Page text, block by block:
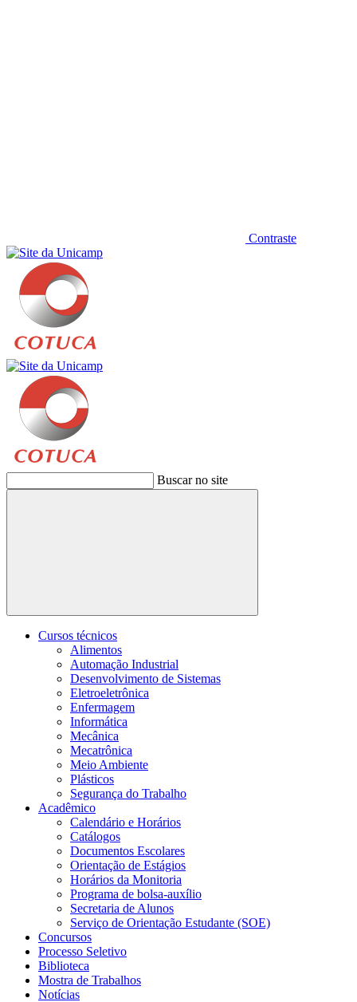
Contraste
Buscar no site
Buscar
Cursos técnicos
Alimentos
Automação Industrial
Desenvolvimento de Sistemas
Eletroeletrônica
Enfermagem
Informática
Mecânica
Mecatrônica
Meio Ambiente
Plásticos
Segurança do Trabalho
Acadêmico
Calendário e Horários
Catálogos
Documentos Escolares
Orientação de Estágios
Horários da Monitoria
Programa de bolsa-auxílio
Secretaria de Alunos
Serviço de Orientação Estudante (SOE)
Concursos
Processo Seletivo
Biblioteca
Mostra de Trabalhos
Notícias